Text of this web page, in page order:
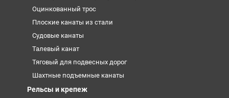
Оцинкованный трос
Плоские канаты из стали
Судовые канаты
Талевый канат
Тяговый для подвесных дорог
Шахтные подъемные канаты
Рельсы и крепеж